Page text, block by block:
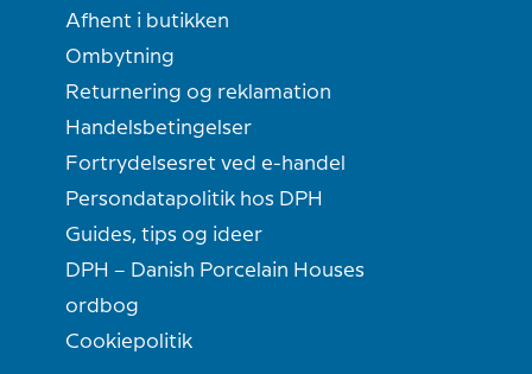
Afhent i butikken
Ombytning
Returnering og reklamation
Handelsbetingelser
Fortrydelsesret ved e-handel
Persondatapolitik hos DPH
Guides, tips og ideer
DPH – Danish Porcelain Houses
ordbog
Cookiepolitik